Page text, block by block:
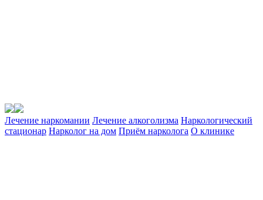
Лечение наркомании Лечение алкоголизма Наркологический
стационар Нарколог на дом Приём нарколога О клинике